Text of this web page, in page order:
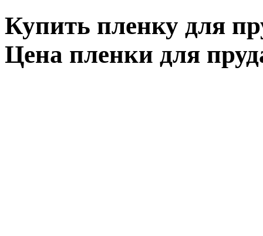
Купить пленку для
Цена пленки для